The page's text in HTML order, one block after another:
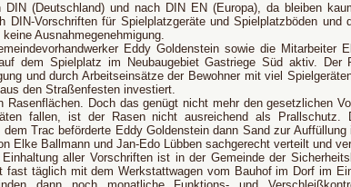
(Deutschland) und nach DIN EN (Europa), da bleiben
DIN-Vorschriften für Spielplatzgeräte und Spielplatzböden und
Ausnahmegenehmigung.
Eddy Goldenstein sowie die Mitarbeiter
dem Spielplatz im Neubaugebiet Gastriege Süd aktiv. Der
und durch Arbeitseinsätze der Bewohner mit viel
den Straßenfesten investiert.
Rasenflächen. Doch das genügt nicht mehr den gesetzlichen
fallen, ist der Rasen nicht ausreichend als Prallschutz.
dem Trac beförderte Eddy Goldenstein dann Sand zur Auffüllung
Elke Ballmann und Jan-Edo Lübben sachgerecht verteilt und
aller Vorschriften ist in der Gemeinde der
fast täglich mit dem Werkstattwagen vom Bauhof im Dorf im